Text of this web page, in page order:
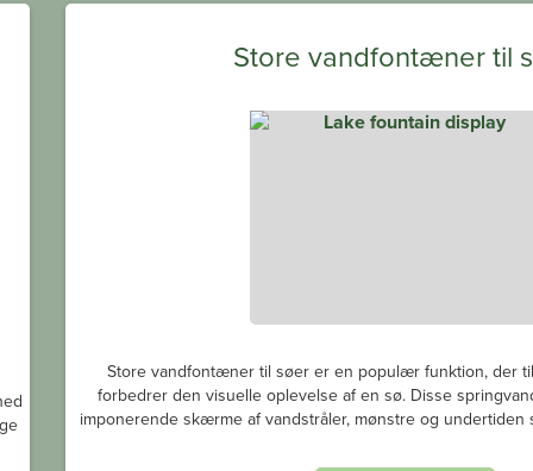
Store vandfontæner til
Store vandfontæner til søer er en populær funktion, der
forbedrer den visuelle oplevelse af en sø. Disse
imponerende skærme af vandstråler, mønstre og